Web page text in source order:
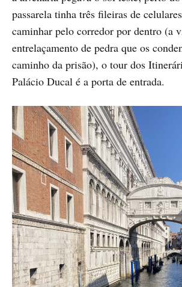
passarela tinha três fileiras de
caminhar pelo corredor por dentro (a
entrelaçamento de pedra que os
caminho da prisão), o tour dos
Palácio Ducal é a porta de entrada.